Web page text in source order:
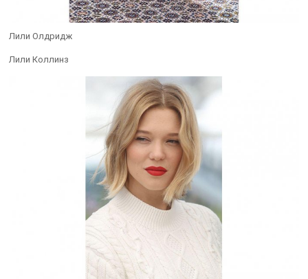
Лили Олдридж
Лили Коллинз